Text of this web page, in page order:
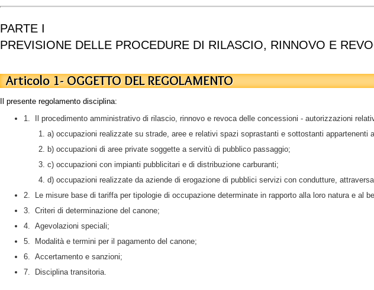
PARTE I
PREVISIONE DELLE PROCEDURE DI RILASCIO, RINNOVO E
Articolo 1- OGGETTO DEL REGOLAMENTO
Il presente regolamento disciplina:
1. Il procedimento amministrativo di rilascio, rinnovo e revoca delle concessioni - autorizzazioni
a) occupazioni realizzate su strade, aree e relativi spazi soprastanti e sottostanti
b) occupazioni di aree private soggette a servitù di pubblico passaggio;
c) occupazioni con impianti pubblicitari e di distribuzione carburanti;
d) occupazioni realizzate da aziende di erogazione di pubblici servizi con condutture,
2. Le misure base di tariffa per tipologie di occupazione determinate in rapporto alla loro natura e al
3. Criteri di determinazione del canone;
4. Agevolazioni speciali;
5. Modalità e termini per il pagamento del canone;
6. Accertamento e sanzioni;
7. Disciplina transitoria.